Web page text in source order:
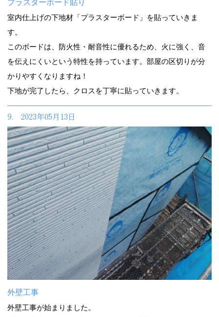
プラスターボード貼り
室内仕上げの下地材「プラスターボード」を貼っていきま
す。
このボードは、防火性・耐音性に優れるため、火に強く、音
を伝えにくいという特性を持っています。部屋の区切りが分
かりやすくなりますね！
下地が完了したら、クロスを丁寧に貼っていきます。
9. 2023年05月13日
外壁工事
外壁工事が始まりました。